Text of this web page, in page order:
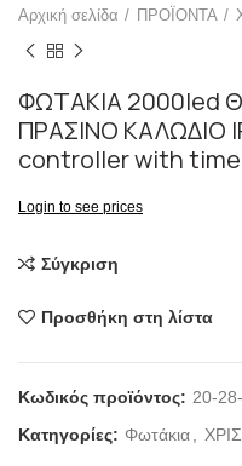
Αρχική σελίδα ΠΡΟΪΟΝΤΑ
ΦΩΤΑΚΙΑ 2000led
ΠΡΑΣΙΝΟ ΚΑΛΩΔΙΟ
controller with
Login to see prices
Σύγκριση
Προσθήκη στη λίστα
Κωδικός προϊόντος: 20-
Κατηγορίες: Φωτάκια